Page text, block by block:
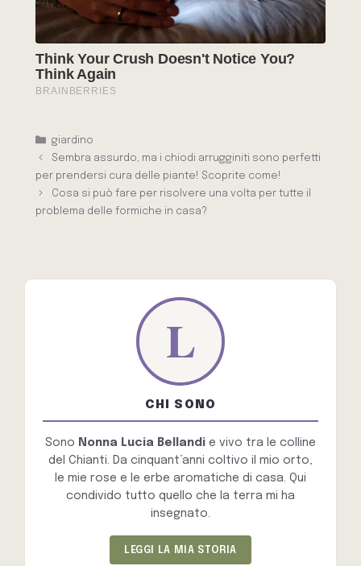
Categorie
giardino
Sembra assurdo, ma i chiodi arrugginiti sono perfetti
per prendersi cura delle piante! Scoprite come!
Cosa si può fare per risolvere una volta per tutte il
problema delle formiche in casa?
CHI SONO
Sono Nonna Lucia Bellandi e vivo tra le colline
del Chianti. Da cinquant’anni coltivo il mio orto,
le mie rose e le erbe aromatiche di casa. Qui
condivido tutto quello che la terra mi ha
insegnato.
LEGGI LA MIA STORIA